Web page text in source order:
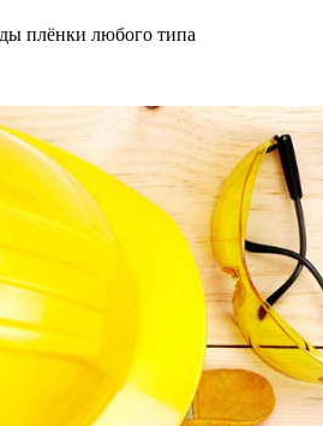
плёнки любого типа